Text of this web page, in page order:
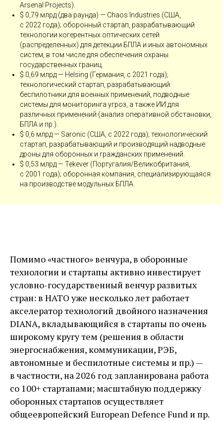
Arsenal Projects).
$ 0,79 млрд (два раунда) — ​Chaos Industries (США,
с 2022 года); оборонный стартап, разрабатывающий
технологии когерентных оптических сетей
(распределенных) для детекции БПЛА и иных автономных
систем, в том числе для обеспечения охраны
государственных границ.
$ 0,69 млрд — ​Helsing (Германия, с 2021 года);
технологический стартап, разрабатывающий
беспилотники для военных применений, подводные
системы для мониторинга угроз, а также ИИ для
различных применений (анализ оперативной обстановки,
БПЛА и пр.).
$ 0,6 млрд — ​Saronic (США, с 2022 года); технологический
стартап, разрабатывающий и производящий надводные
дроны для оборонных и гражданских применений.
$ 0,53 млрд — ​Tekever (Португалия/Великобритания,
с 2001 года); оборонная компания, специализирующаяся
на производстве модульных БПЛА.
Помимо «частного» венчура, в оборонные
технологии и стартапы активно инвестирует
условно-­государственный венчур развитых
стран: в НАТО уже несколько лет работает
акселератор технологий двой­ного назначения
DIANA, вкладывающийся в стартапы по очень
широкому кругу тем (решения в области
энергоснабжения, коммуникации, РЭБ,
автономные и беспилотные системы и пр.) — ​
в частности, на 2026 год запланирована работа
со 100+ стартапами; масштабную поддержку
оборонных стартапов осуществляет
общеевропейский European Defence Fund и пр.